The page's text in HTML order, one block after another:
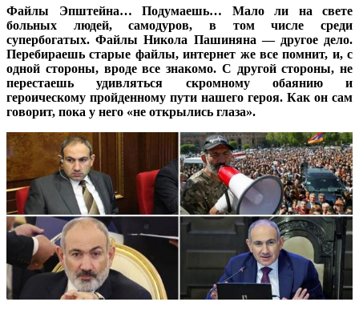
Файлы Эпштейна… Подумаешь… Мало ли на свете
больных людей, самодуров, в том числе среди
супербогатых. Файлы Никола Пашиняна — другое дело.
Перебираешь старые файлы, интернет же все помнит, и, с
одной стороны, вроде все знакомо. С другой стороны, не
перестаешь удивляться скромному обаянию и
героическому пройденному пути нашего героя. Как он сам
говорит, пока у него «не открылись глаза».